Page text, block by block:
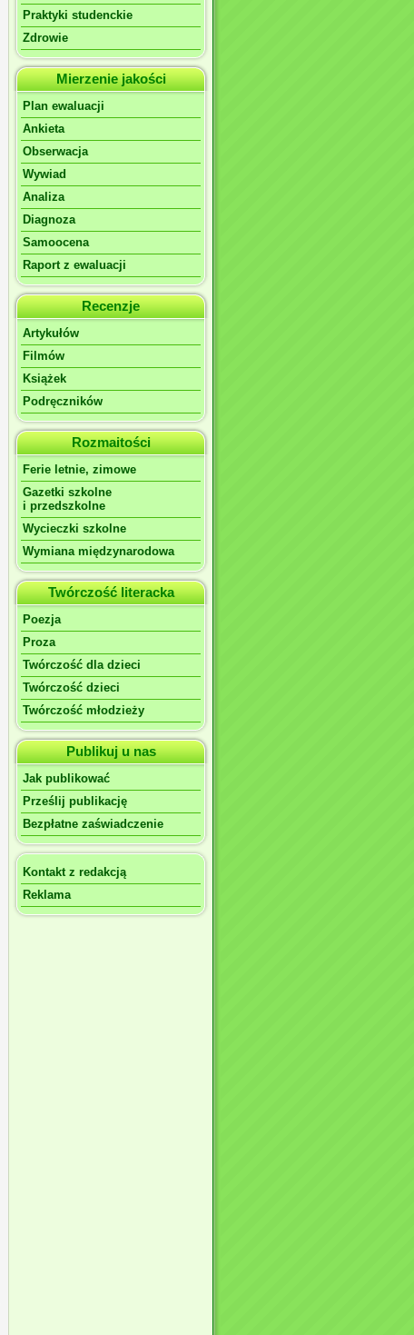
Praktyki studenckie
Zdrowie
Mierzenie jakości
Plan ewaluacji
Ankieta
Obserwacja
Wywiad
Analiza
Diagnoza
Samoocena
Raport z ewaluacji
Recenzje
Artykułów
Filmów
Książek
Podręczników
Rozmaitości
Ferie letnie, zimowe
Gazetki szkolne
i przedszkolne
Wycieczki szkolne
Wymiana międzynarodowa
Twórczość literacka
Poezja
Proza
Twórczość dla dzieci
Twórczość dzieci
Twórczość młodzieży
Publikuj u nas
Jak publikować
Prześlij publikację
Bezpłatne zaświadczenie
Kontakt z redakcją
Reklama